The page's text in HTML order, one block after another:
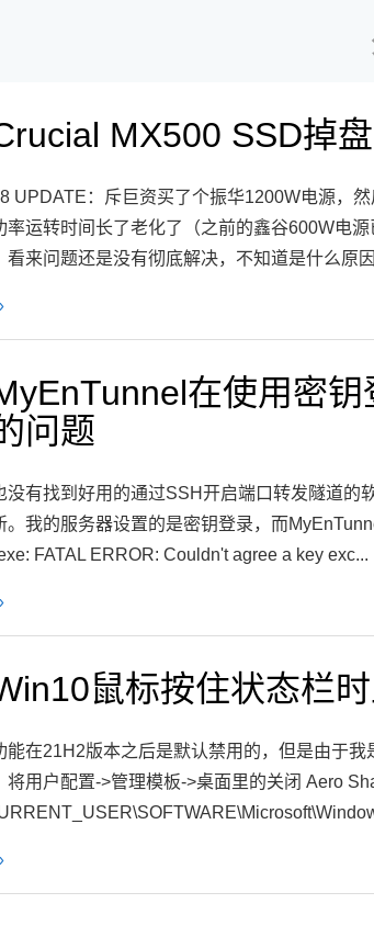
MX500 SSD掉
UPDATE：斥巨资买了个振华1200W电源，
率运转时间长了老化了（之前的鑫谷600W电
看来问题还是没有彻底解决，不知道是什么原
在使用密
问题
没有找到好用的通过SSH开启端口转发隧道的
。我的服务器设置的是密钥登录，而
FATAL ERROR: Couldn't agree a key exc...
鼠标按住状态栏
能在21H2版本之后是默认禁用的，但是由于
将用户配置->管理模板->桌面里的关闭 Aero